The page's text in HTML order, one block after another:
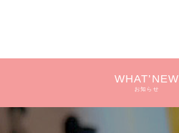
WHAT’NEW
お知らせ